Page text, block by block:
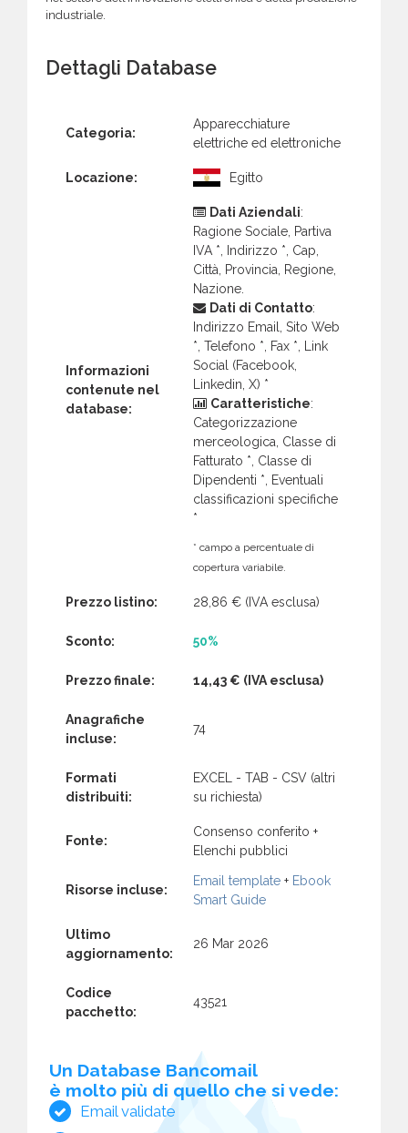
industriale.
Dettagli Database
Categoria:
Apparecchiature
elettriche ed elettroniche
Locazione: Egitto
Informazioni
contenute nel
database:
Dati Aziendali:
Ragione Sociale, Partiva
IVA *, Indirizzo *, Cap,
Città, Provincia, Regione,
Nazione.
Dati di Contatto:
Indirizzo Email, Sito Web
*, Telefono *, Fax *, Link
Social (Facebook,
Linkedin, X) *
Caratteristiche:
Categorizzazione
merceologica, Classe di
Fatturato *, Classe di
Dipendenti *, Eventuali
classificazioni specifiche
*
* campo a percentuale di
copertura variabile.
Prezzo listino: 28,86 € (IVA esclusa)
Sconto: 50%
Prezzo finale: 14,43 € (IVA esclusa)
Anagrafiche
incluse:
74
Formati
distribuiti:
EXCEL - TAB - CSV (altri
su richiesta)
Fonte:
Consenso conferito +
Elenchi pubblici
Risorse incluse:
Email template + Ebook
Smart Guide
Ultimo
aggiornamento:
26 Mar 2026
Codice
pacchetto:
43521
Un Database Bancomail
è molto più di quello che si vede:
Email validate